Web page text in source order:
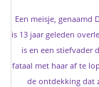
Een meisje, genaamd
is 13 jaar geleden
is en een stiefvader
fataal met haar af te
de ontdekking dat